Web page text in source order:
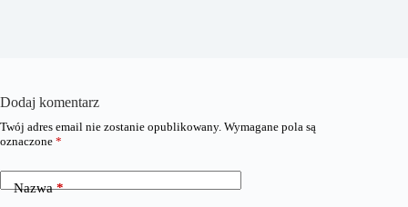
Dodaj komentarz
Twój adres email nie zostanie opublikowany. Wymagane pola są
oznaczone *
Nazwa*